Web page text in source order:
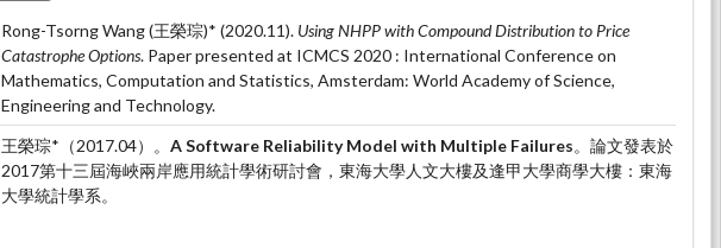
Rong-Tsorng Wang (王榮琮)* (2020.11). Using NHPP with Compound Distribution to Price
Catastrophe Options. Paper presented at ICMCS 2020 : International Conference on
Mathematics, Computation and Statistics, Amsterdam: World Academy of Science,
Engineering and Technology.
王榮琮*（2017.04）。 A Software Reliability Model with Multiple Failures。論文發表於
2017第十三屆海峽兩岸應用統計學術研討會，東海大學人文大樓及逢甲大學商學大樓：東海
大學統計學系。